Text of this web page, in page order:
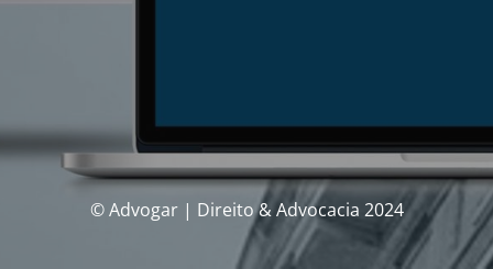
© Advogar | Direito & Advocacia 2024